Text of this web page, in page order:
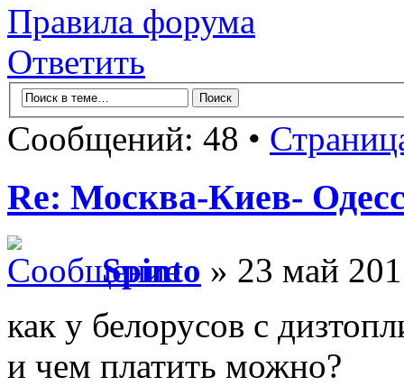
Правила форума
Ответить
Сообщений: 48 •
Re: Москва-Киев-
Spinto » 23 май
как у белорусов с
и чем платить можно?